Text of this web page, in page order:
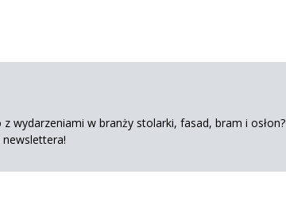
z wydarzeniami w branży stolarki, fasad, bram i osłon?